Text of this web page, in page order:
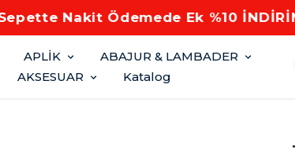
Nakit Ödemede Ek %10 İNDİRİM
APLİK
ABAJUR & LAMBADER
AKSESUAR Katalog